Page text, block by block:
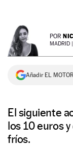
NEWSLETTER POR
MADRID |
Añadir EL
El siguiente
los 10 euros
fríos.